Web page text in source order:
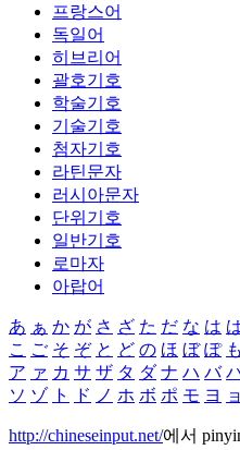
프랑스어
독일어
히브리어
괄호기호
학술기호
기술기호
첨자기호
라틴문자
러시아문자
단위기호
일반기호
로마자
아랍어
あ ぁ か が さ ざ た だ な は
こ ご そ ぞ と ど の ほ ぼ ぽ も
ア ァ カ サ ザ タ ダ ナ ハ バ
ソ ゾ ト ド ノ ホ ボ ポ モ ヨ ョ
http://chineseinput.net/에서